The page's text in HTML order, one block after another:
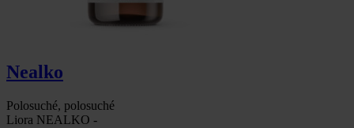
Nealko
Polosuché, polosuché
Liora NEALKO -